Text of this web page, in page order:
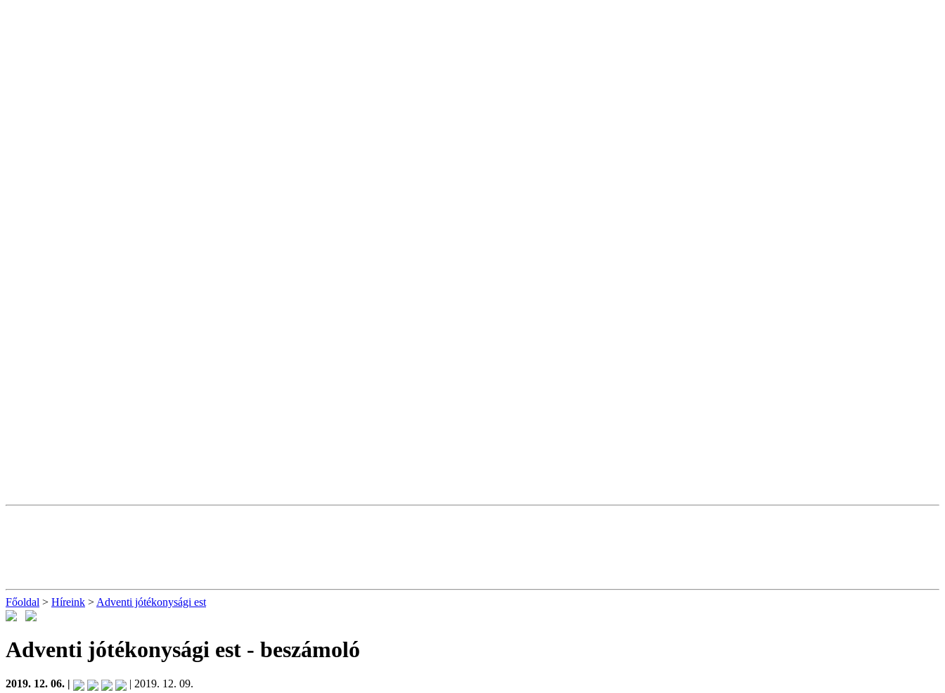
Főoldal > Híreink > Adventi jótékonysági est
Adventi jótékonysági est - beszámoló
2019. 12. 06. | | 2019. 12. 09.